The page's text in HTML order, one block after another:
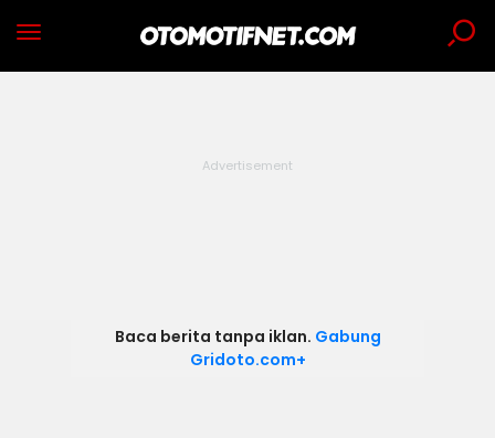
Baca berita tanpa iklan. Gabung
Gridoto.com+